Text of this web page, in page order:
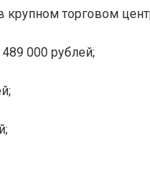
торговом
000 рублей;